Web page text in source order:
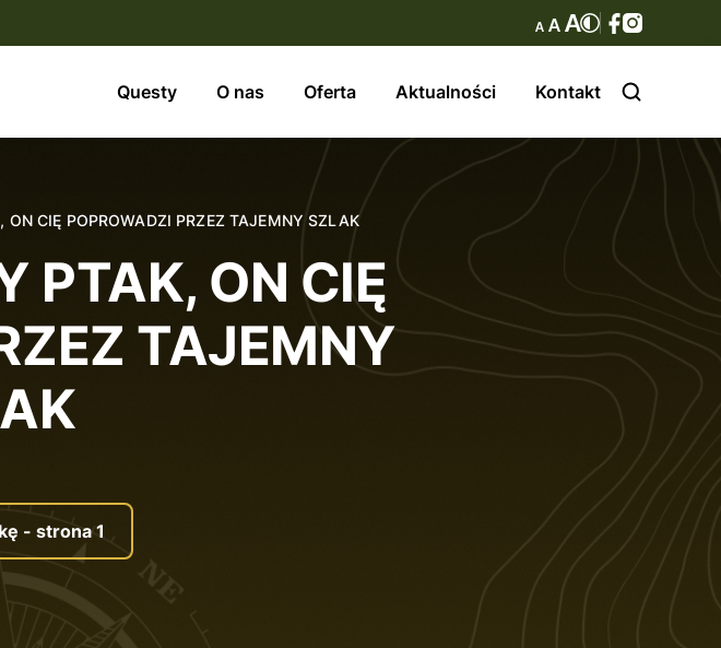
Questy O nas Oferta Aktualności Kontakt
ON CIĘ POPROWADZI PRZEZ TAJEMNY SZLAK
PTAK, ON CIĘ
TAJEMNY
- strona 1